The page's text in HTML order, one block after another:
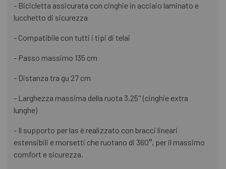
- Bicicletta assicurata con cinghie in acciaio laminato e
lucchetto di sicurezza
- Compatibile con tutti i tipi di telai
- Passo massimo 135 cm
- Distanza tra gu 27 cm
- Larghezza massima della ruota 3,25'' (cinghie extra
lunghe)
- Il supporto per las è realizzato con bracci lineari
estensibili e morsetti che ruotano di 360°, per il massimo
comfort e sicurezza.